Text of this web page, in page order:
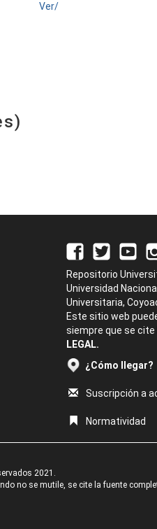
Ver/
Repositorio
Universidad
Universitaria,
Este sitio web
siempre que se
LEGAL.
¿Cómo llegar?
Suscripción a
Normatividad
2021.
no se mutile, se cite la fuente